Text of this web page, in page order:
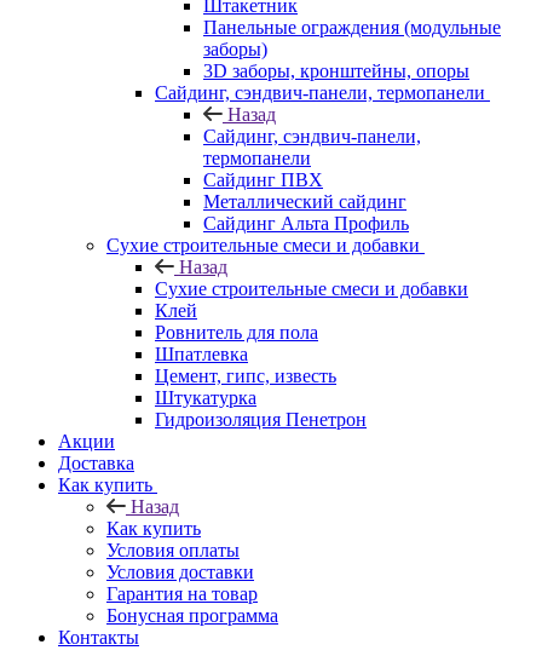
Штакетник
Панельные ограждения (модульные
заборы)
3D заборы, кронштейны, опоры
Cайдинг, сэндвич-панели, термопанели
Назад
Cайдинг, сэндвич-панели,
термопанели
Сайдинг ПВХ
Металлический сайдинг
Сайдинг Альта Профиль
Сухие строительные смеси и добавки
Назад
Сухие строительные смеси и добавки
Клей
Ровнитель для пола
Шпатлевка
Цемент, гипс, известь
Штукатурка
Гидроизоляция Пенетрон
Акции
Доставка
Как купить
Назад
Как купить
Условия оплаты
Условия доставки
Гарантия на товар
Бонусная программа
Контакты